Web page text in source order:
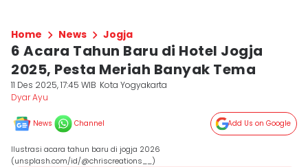
Home News Jogja
6 Acara Tahun Baru di Hotel Jogja
2025, Pesta Meriah Banyak Tema
11 Des 2025, 17:45 WIB Kota Yogyakarta
Dyar Ayu
News Channel Add Us on Google
Ilustrasi acara tahun baru di jogja 2026
(unsplash.com/id/@chriscreations__)